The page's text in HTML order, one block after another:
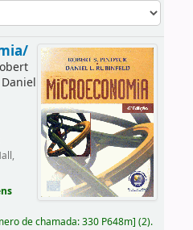
Daniel
de chamada:330 P648m] (2).